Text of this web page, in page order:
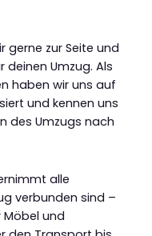
gerne zur Seite und
Umzug. Als
haben wir uns auf
und kennen uns
des Umzugs nach
alle
verbunden sind –
und